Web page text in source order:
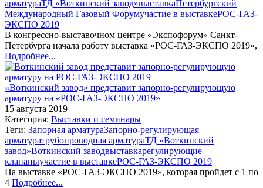
арматураТД «Воткинский завод»выставкаПетербургский
Международный Газовый Форумучастие в выставкеРОС-ГАЗ-
ЭКСПО 2019
В конгрессно-выставочном центре «Экспофорум» Санкт-
Петербурга начала работу выставка «РОС-ГАЗ-ЭКСПО 2019»,
Подробнее...
«Воткинский завод» представит запорно-регулирующую
арматуру на «РОС-ГАЗ-ЭКСПО 2019»
15 августа 2019
Категория: Выставки и семинары
Теги: Запорная арматураЗапорно-регулирующая
арматуратрубопроводная арматураТД «Воткинский
завод»Воткинский заводвыставкарегулирующие
клапаныучастие в выставкеРОС-ГАЗ-ЭКСПО 2019
На выставке «РОС-ГАЗ-ЭКСПО 2019», которая пройдет с 1 по
4 Подробнее...